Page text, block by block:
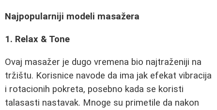
Najpopularniji modeli masažera
1. Relax & Tone
Ovaj masažer je dugo vremena bio najtraženiji na
tržištu. Korisnice navode da ima jak efekat vibracija
i rotacionih pokreta, posebno kada se koristi
talasasti nastavak. Mnoge su primetile da nakon